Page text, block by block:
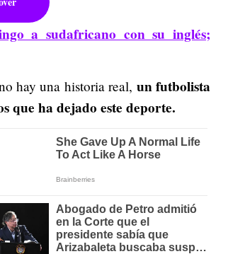
a sudafricano con su inglés;
hay una historia real, un futbolista
que ha dejado este deporte.